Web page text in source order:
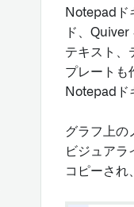
Notepadド
ド、
テキスト、
プレートも
Notepadド
グラフ上の
ビジュア
コピーされ